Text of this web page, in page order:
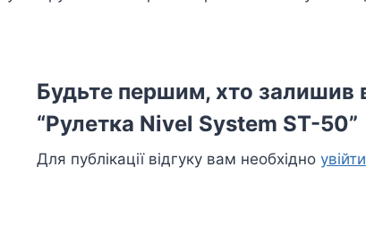
Будьте першим, хто залишив
“Рулетка Nivel System ST-50”
Для публікації відгуку вам необхідноувійти